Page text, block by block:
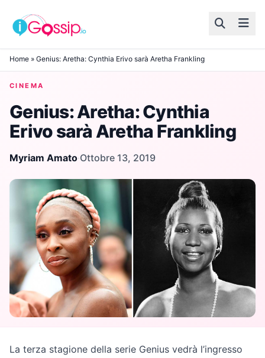
Skip to content
Home » Genius: Aretha: Cynthia Erivo sarà Aretha Frankling
CINEMA
Genius: Aretha: Cynthia
Erivo sarà Aretha Frankling
Myriam Amato·Ottobre 13, 2019
La terza stagione della serie Genius vedrà l’ingresso